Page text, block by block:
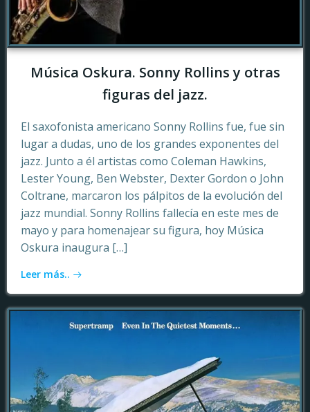
Música Oskura. Sonny Rollins y otras
figuras del jazz.
El saxofonista americano Sonny Rollins fue, fue sin
lugar a dudas, uno de los grandes exponentes del
jazz. Junto a él artistas como Coleman Hawkins,
Lester Young, Ben Webster, Dexter Gordon o John
Coltrane, marcaron los pálpitos de la evolución del
jazz mundial. Sonny Rollins fallecía en este mes de
mayo y para homenajear su figura, hoy Música
Oskura inaugura […]
Leer más..